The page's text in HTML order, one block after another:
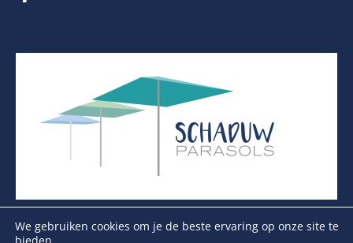
We gebruiken cookies om je de beste ervaring op onze site te